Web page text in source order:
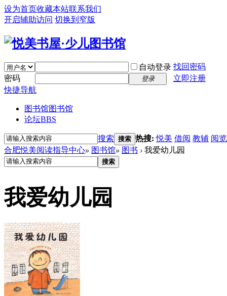
设为首页收藏本站联系我们
开启辅助访问 切换到窄版
自动登录 找回密码
密码
登录
立即注册
快捷导航
图书馆图书馆
论坛BBS
搜索 搜索 热搜:悦美 借阅 教辅 阅览
合肥悦美阅读指导中心» 图书馆» 图书 › 我爱幼儿园
搜索
我爱幼儿园